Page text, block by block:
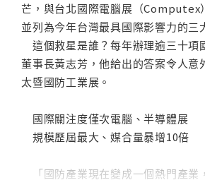
芒，與台北國際電腦展（Computex
並列為今年台灣最具國際影響力的三
這個救星是誰？每年辦理逾三十項
董事長黃志芳，他給出的答案令人
太暨國防工業展。
國際關注度僅次電腦、半導體展
規模歷屆最大、媒合量暴增10倍
「國防產業現在變成一個熱門產業